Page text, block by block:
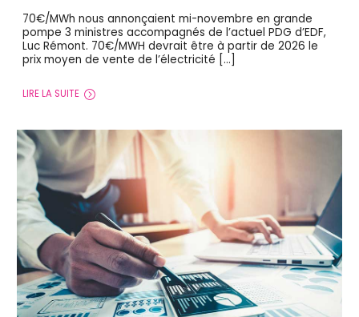
70€/MWh nous annonçaient mi-novembre en grande
pompe 3 ministres accompagnés de l’actuel PDG d’EDF,
Luc Rémont. 70€/MWH devrait être à partir de 2026 le
prix moyen de vente de l’électricité […]
LIRE LA SUITE